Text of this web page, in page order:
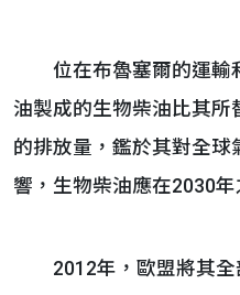
位在布魯塞爾的運輸
油製成的生物柴油比其所
的排放量，鑑於其對全球
響，生物柴油應在2030年
2012年，歐盟將其全